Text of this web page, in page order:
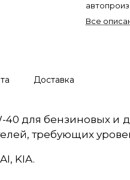
Все
Доставка
для бензиновых и
требующих
KIA.